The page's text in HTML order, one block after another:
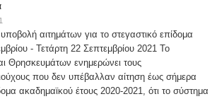
αιτημάτων για το στεγαστικό επίδομα
- Τετάρτη 22 Σεπτεμβρίου 2021 Το
Θρησκευμάτων ενημερώνει τους
που δεν υπέβαλλαν αίτηση έως σήμερα
ακαδημαϊκού έτους 2020-2021, ότι το σύστημα